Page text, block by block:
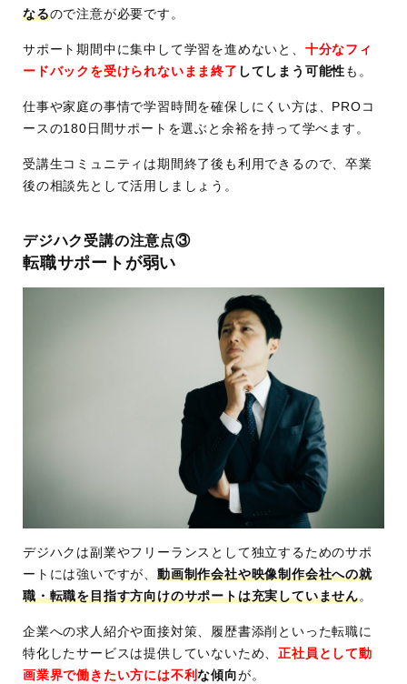
なるので注意が必要です。
サポート期間中に集中して学習を進めないと、 十分なフィ
ードバックを受けられないまま終了 してしまう可能性 も。
仕事や家庭の事情で学習時間を確保しにくい方は、PROコ
ースの180日間サポートを選ぶと余裕を持って学べます。
受講生コミュニティは期間終了後も利用できるので、卒業
後の相談先として活用しましょう。
デジハク受講の注意点③
転職サポートが弱い
デジハクは副業やフリーランスとして独立するためのサポ
ートには強いですが、 動画制作会社や映像制作会社への就
職・転職を目指す方向けのサポートは充実していません。
企業への求人紹介や面接対策、履歴書添削といった転職に
特化したサービスは提供していないため、正社員として動
画業界で働きたい方には不利な傾向が。